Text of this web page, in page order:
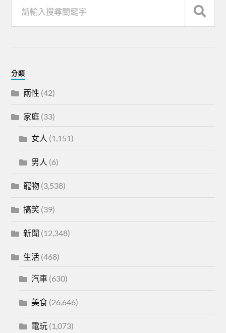
分類
兩性 (42)
家庭 (33)
女人 (1,151)
男人 (6)
寵物 (3,538)
搞笑 (39)
新聞 (12,348)
生活 (468)
汽車 (630)
美食 (26,646)
電玩 (1,073)